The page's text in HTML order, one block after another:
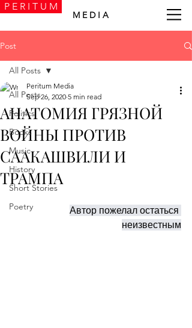
P E R I T U M
M E D I A
Post
All Posts
Politics
Books
Music
History
Short Stories
Poetry
All Posts
АНАТОМИЯ ГРЯЗНОЙ
ВОЙНЫ ПРОТИВ
СААКАШВИЛИ И
ТРАМПА
Peritum Media
Sep 26, 2020 5 min read
Автор пожелал остаться
неизвестным